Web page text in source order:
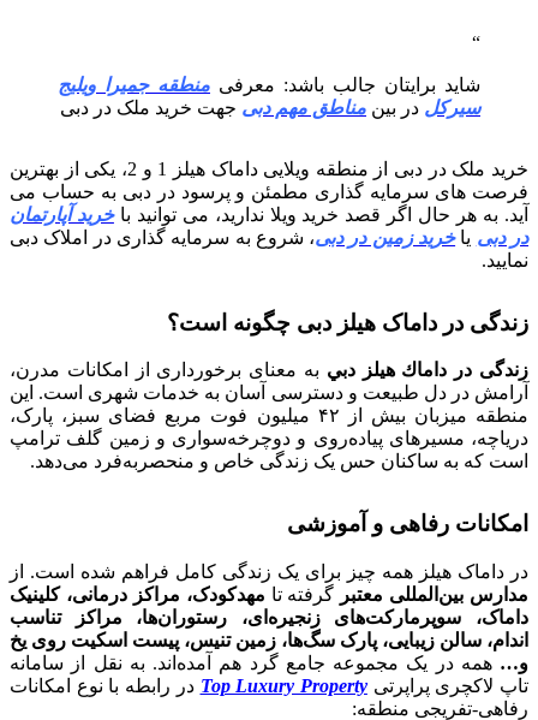
شاید برایتان جالب باشد: معرفی منطقه جمیرا ویلیج
سیرکل در بین مناطق مهم دبی جهت خرید ملک در دبی
خرید ملک در دبی از منطقه ویلایی داماک هیلز 1 و 2، یکی از بهترین
فرصت های سرمایه گذاری مطمئن و پرسود در دبی به حساب می
آید. به هر حال اگر قصد خرید ویلا ندارید، می توانید باخرید آپارتمان
در دبی یاخرید زمین در دبی، شروع به سرمایه گذاری در املاک دبی
نمایید.
زندگی در داماک هیلز دبی چگونه است؟
زندگی در داماك هيلز دبي به معنای برخورداری از امکانات مدرن،
آرامش در دل طبیعت و دسترسی آسان به خدمات شهری است. این
منطقه میزبان بیش از ۴۲ میلیون فوت مربع فضای سبز، پارک،
دریاچه، مسیرهای پیاده‌روی و دوچرخه‌سواری و زمین گلف ترامپ
است که به ساکنان حس یک زندگی خاص و منحصربه‌فرد می‌دهد.
امکانات رفاهی و آموزشی
در داماک هیلز همه چیز برای یک زندگی کامل فراهم شده است. از
مدارس بین‌المللی معتبر گرفته تا مهدکودک، مراکز درمانی، کلینیک
داماک، سوپرمارکت‌های زنجیره‌ای، رستوران‌ها، مراکز تناسب
اندام، سالن زیبایی، پارک سگ‌ها، زمین تنیس، پیست اسکیت روی یخ
و… همه در یک مجموعه جامع گرد هم آمده‌اند. به نقل از سامانه
تاپ لاکچری پراپرتیTop Luxury Property در رابطه با نوع امکانات
رفاهی-تفریجی منطقه: